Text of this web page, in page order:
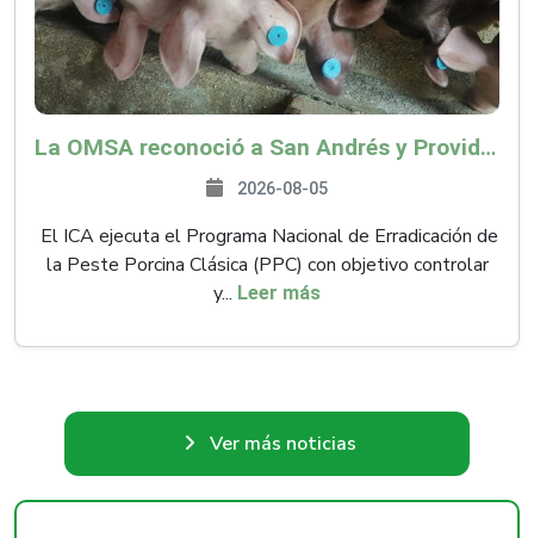
La OMSA reconoció a San Andrés y Providencia como zona libre de Peste Porcina Clásica (PPC)
2026-08-05
El ICA ejecuta el Programa Nacional de Erradicación de
la Peste Porcina Clásica (PPC) con objetivo controlar
y... Leer más
Ver más noticias